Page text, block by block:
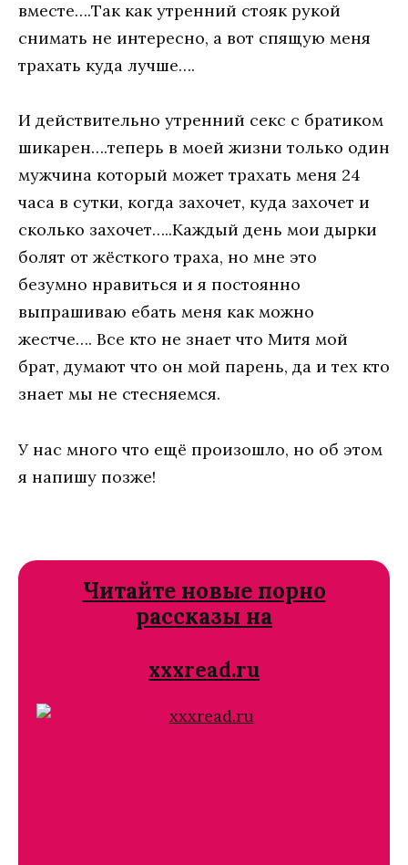
вместе….Так как утренний стояк рукой
снимать не интересно, а вот спящую меня
трахать куда лучше….
И действительно утренний секс с братиком
шикарен….теперь в моей жизни только один
мужчина который может трахать меня 24
часа в сутки, когда захочет, куда захочет и
сколько захочет…..Каждый день мои дырки
болят от жёсткого траха, но мне это
безумно нравиться и я постоянно
выпрашиваю ебать меня как можно
жестче…. Все кто не знает что Митя мой
брат, думают что он мой парень, да и тех кто
знает мы не стесняемся.
У нас много что ещё произошло, но об этом
я напишу позже!
Читайте новые порно
рассказы на
xxxread.ru